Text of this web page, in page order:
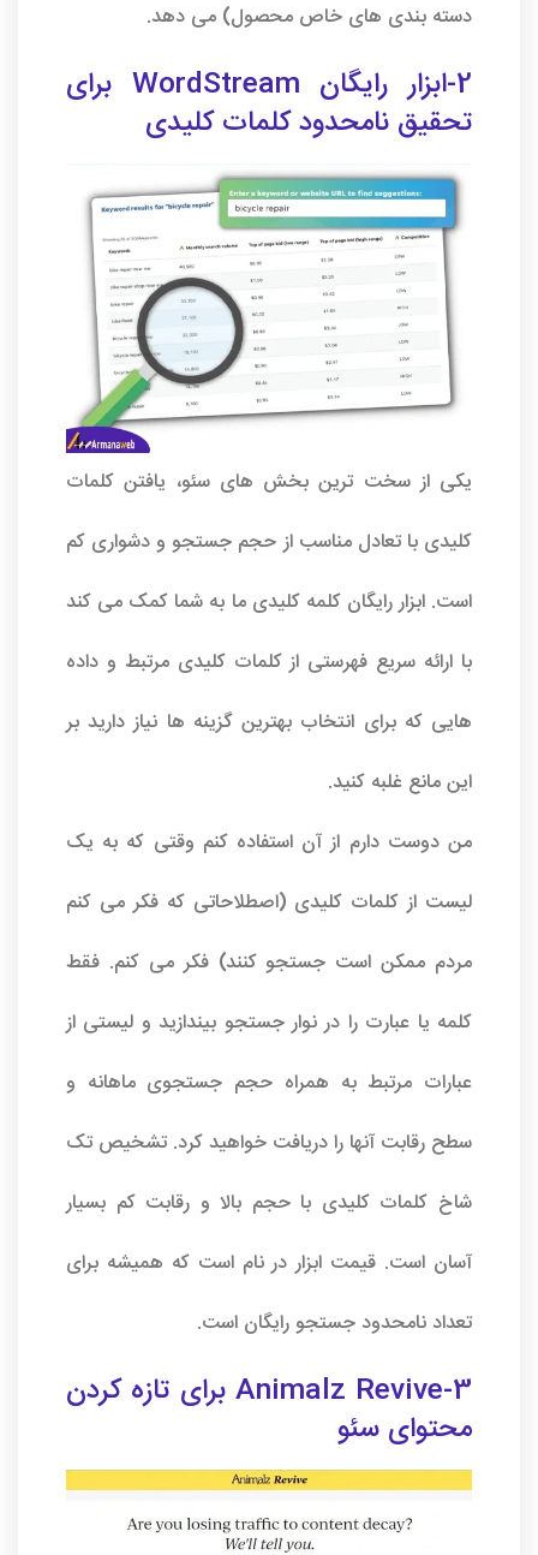
دسته بندی های خاص محصول) می دهد.
2-ابزار رایگان WordStream برای
تحقیق نامحدود کلمات کلیدی
یکی از سخت ترین بخش های سئو، یافتن کلمات
کلیدی با تعادل مناسب از حجم جستجو و دشواری کم
است. ابزار رایگان کلمه کلیدی ما به شما کمک می کند
با ارائه سریع فهرستی از کلمات کلیدی مرتبط و داده
هایی که برای انتخاب بهترین گزینه ها نیاز دارید بر
این مانع غلبه کنید.
من دوست دارم از آن استفاده کنم وقتی که به یک
لیست از کلمات کلیدی (اصطلاحاتی که فکر می کنم
مردم ممکن است جستجو کنند) فکر می کنم. فقط
کلمه یا عبارت را در نوار جستجو بیندازید و لیستی از
عبارات مرتبط به همراه حجم جستجوی ماهانه و
سطح رقابت آنها را دریافت خواهید کرد. تشخیص تک
شاخ کلمات کلیدی با حجم بالا و رقابت کم بسیار
آسان است. قیمت ابزار در نام است که همیشه برای
تعداد نامحدود جستجو رایگان است.
3-Animalz Revive برای تازه کردن
محتوای سئو